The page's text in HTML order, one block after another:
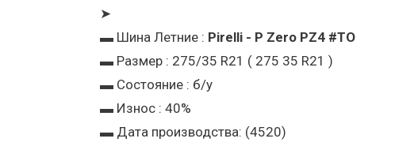
➤
▬ Шина Летние : Pirelli - P Zero PZ4 #TO
▬ Размер : 275/35 R21 ( 275 35 R21 )
▬ Состояние : б/у
▬ Износ : 40%
▬ Дата производства: (4520)